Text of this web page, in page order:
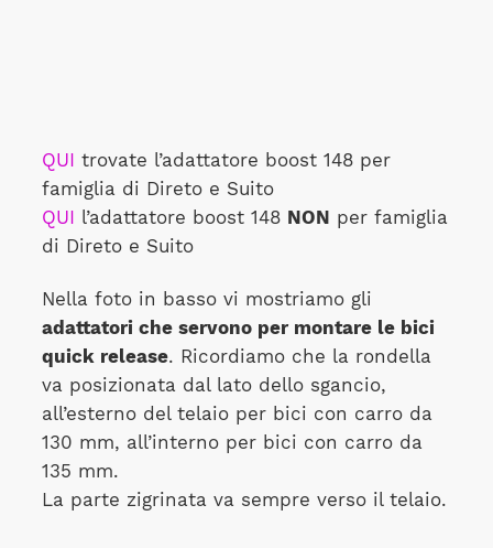
QUI trovate l’adattatore boost 148 per
famiglia di Direto e Suito
QUI l’adattatore boost 148 NON per famiglia
di Direto e Suito
Nella foto in basso vi mostriamo gli
adattatori che servono per montare le bici
quick release. Ricordiamo che la rondella
va posizionata dal lato dello sgancio,
all’esterno del telaio per bici con carro da
130 mm, all’interno per bici con carro da
135 mm.
La parte zigrinata va sempre verso il telaio.